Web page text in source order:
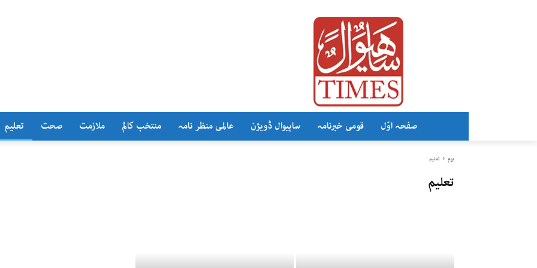
تعلیم صحت ملازمت منتخب کالم عالمی منظر نامہ ساہیوال ڈویژن قومی خبرنامہ صفحہ اوّل
ہوم تعلیم
تعلیم